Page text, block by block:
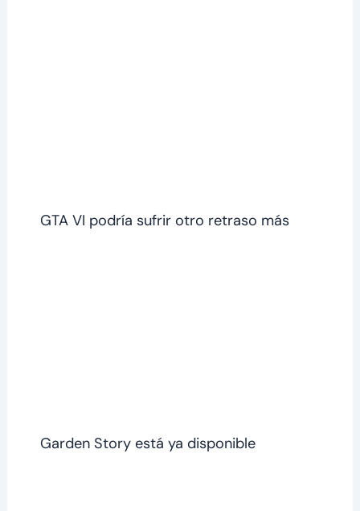
GTA VI podría sufrir otro retraso más
Garden Story está ya disponible